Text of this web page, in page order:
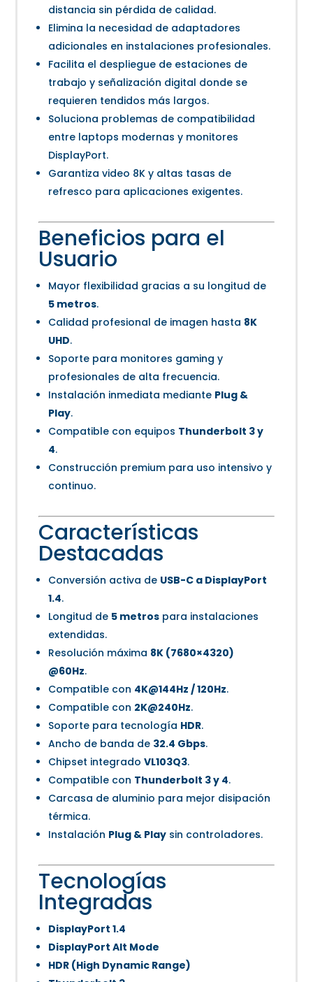
distancia sin pérdida de calidad.
Elimina la necesidad de adaptadores
adicionales en instalaciones profesionales.
Facilita el despliegue de estaciones de
trabajo y señalización digital donde se
requieren tendidos más largos.
Soluciona problemas de compatibilidad
entre laptops modernas y monitores
DisplayPort.
Garantiza video 8K y altas tasas de
refresco para aplicaciones exigentes.
Beneficios para el
Usuario
Mayor flexibilidad gracias a su longitud de
5 metros.
Calidad profesional de imagen hasta 8K
UHD.
Soporte para monitores gaming y
profesionales de alta frecuencia.
Instalación inmediata mediante Plug &
Play.
Compatible con equipos Thunderbolt 3 y
4.
Construcción premium para uso intensivo y
continuo.
Características
Destacadas
Conversión activa de USB-C a DisplayPort
1.4.
Longitud de 5 metros para instalaciones
extendidas.
Resolución máxima 8K (7680×4320)
@60Hz.
Compatible con 4K@144Hz / 120Hz.
Compatible con 2K@240Hz.
Soporte para tecnología HDR.
Ancho de banda de 32.4 Gbps.
Chipset integradoVL103Q3.
Compatible con Thunderbolt 3 y 4.
Carcasa de aluminio para mejor disipación
térmica.
Instalación Plug & Play sin controladores.
Tecnologías
Integradas
DisplayPort 1.4
DisplayPort Alt Mode
HDR (High Dynamic Range)